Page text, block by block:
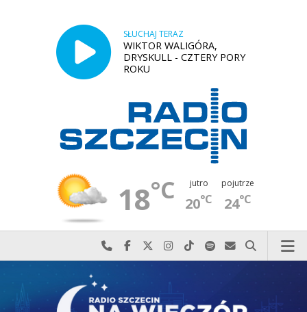
SŁUCHAJ TERAZ
WIKTOR WALIGÓRA,
DRYSKULL - CZTERY PORY
ROKU
18°C jutro
20°C
pojutrze
24°C
Najlepiej po prostu do nas zadzwoń
Odwiedź nas na Facebook-u
Odwiedź nas na X
Odwiedź nas na Instagram-ie
Odwiedź nas na TikTok-u
Szukaj nas na Spotify
Wyślij do nas
Szukaj